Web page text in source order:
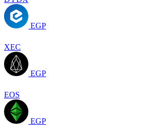
EGP
XEC
EGP
EOS
EGP